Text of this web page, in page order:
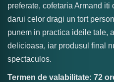
preferate, cofetaria Armand iti
darui celor dragi un tort
punem in practica ideile tale,
delicioasa, iar produsul final
spectaculos.
Termen de valabilitate: 72